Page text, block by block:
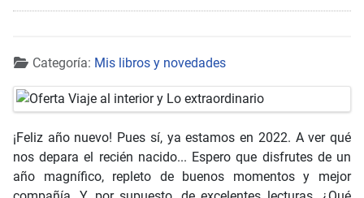
Detalles
Categoría: Mis libros y novedades
¡Feliz año nuevo! Pues sí, ya estamos en 2022. A ver qué
nos depara el recién nacido... Espero que disfrutes de un
año magnífico, repleto de buenos momentos y mejor